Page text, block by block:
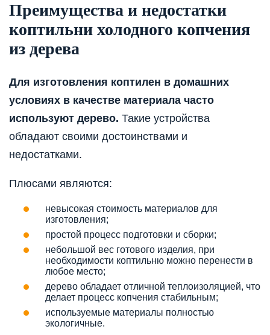
Преимущества и недостатки
коптильни холодного копчения
из дерева
Для изготовления коптилен в домашних
условиях в качестве материала часто
используют дерево. Такие устройства
обладают своими достоинствами и
недостатками.
Плюсами являются:
невысокая стоимость материалов для
изготовления;
простой процесс подготовки и сборки;
небольшой вес готового изделия, при
необходимости коптильню можно перенести в
любое место;
дерево обладает отличной теплоизоляцией, что
делает процесс копчения стабильным;
используемые материалы полностью
экологичные.